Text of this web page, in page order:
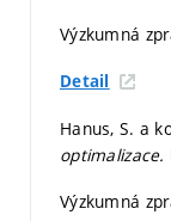
Výzkumná
Detail
Hanus, S. a
optimalizace.
Výzkumná